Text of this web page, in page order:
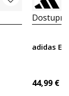
adidas
44,99 €